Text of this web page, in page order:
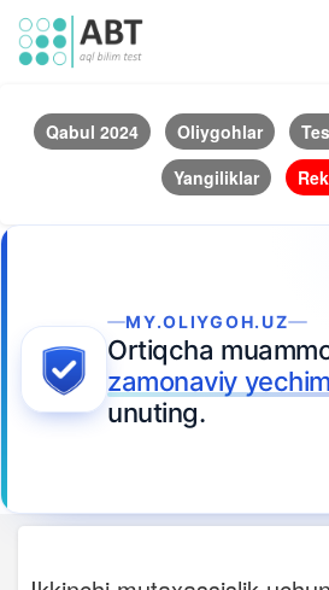
Qabul 2024 Oliygohlar
Yangiliklar
MY.OLIYGOH.UZ
Ortiqcha
zamonaviy yechim
unuting.